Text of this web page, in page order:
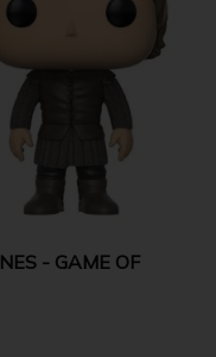
- GAME OF